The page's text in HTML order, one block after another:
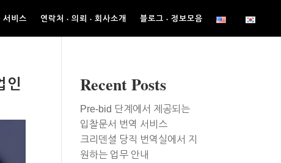
서비스 연락처 · 의뢰 · 회사소개 블로그 · 정보모음
인
Recent Posts
Pre-bid 단계에서 제공되는
입찰문서 번역 서비스
크리덴셜 당직 번역실에서 지
원하는 업무 안내